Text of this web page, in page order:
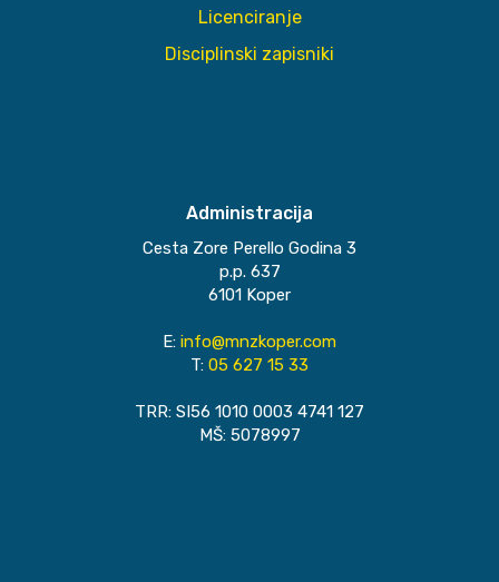
Licenciranje
Disciplinski zapisniki
Administracija
Cesta Zore Perello Godina 3
p.p. 637
6101 Koper
E: info@mnzkoper.com
T: 05 627 15 33
TRR: SI56 1010 0003 4741 127
MŠ: 5078997